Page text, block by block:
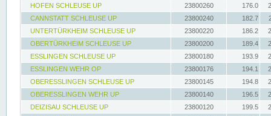
HOFEN SCHLEUSE UP
23800260 176.0
CANNSTATT SCHLEUSE UP
23800240 182.7
UNTERTÜRKHEIM SCHLEUSE UP
23800220 186.2
OBERTÜRKHEIM SCHLEUSE UP
23800200 189.4
ESSLINGEN SCHLEUSE UP
23800180 193.9
ESSLINGEN WEHR OP
23800176 194.1
OBERESSLINGEN SCHLEUSE UP
23800145 194.8
OBERESSLINGEN WEHR UP
23800140 196.5
DEIZISAU SCHLEUSE UP
23800120 199.5